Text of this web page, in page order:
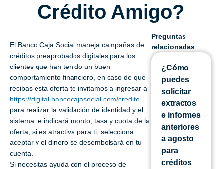
Crédito Amigo?
El Banco Caja Social maneja campañas de
créditos preaprobados digitales para los
clientes que han tenido un buen
comportamiento financiero, en caso de que
recibas esta oferta te invitamos a ingresar a
https://digital.bancocajasocial.com/credito
para realizar la validación de identidad y el
sistema te indicará monto, tasa y cuota de la
oferta, si es atractiva para ti, selecciona
aceptar y el dinero se desembolsará en tu
cuenta.
Si necesitas ayuda con el proceso de
Preguntas
relacionadas
¿Cómo
puedes
solicitar
extractos
e informes
anteriores
a agosto
para
créditos